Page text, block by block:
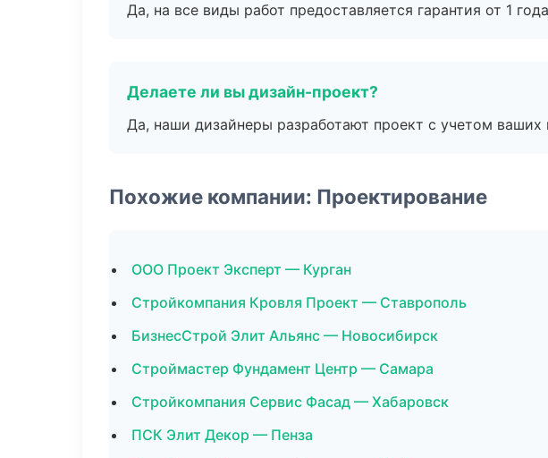
Да, на все виды работ предоставляется гарантия от 1
Делаете ли вы дизайн-проект?
Да, наши дизайнеры разработают проект с учетом
Похожие компании: Проектирование
ООО Проект Эксперт — Курган
Стройкомпания Кровля Проект — Ставрополь
БизнесСтрой Элит Альянс — Новосибирск
Строймастер Фундамент Центр — Самара
Стройкомпания Сервис Фасад — Хабаровск
ПСК Элит Декор — Пенза